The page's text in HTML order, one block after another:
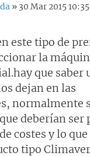
» 30 Mar 2015 10:35
este tipo de
la
que saber
dejan en las
normalmente
deberían ser
costes y lo
tipo